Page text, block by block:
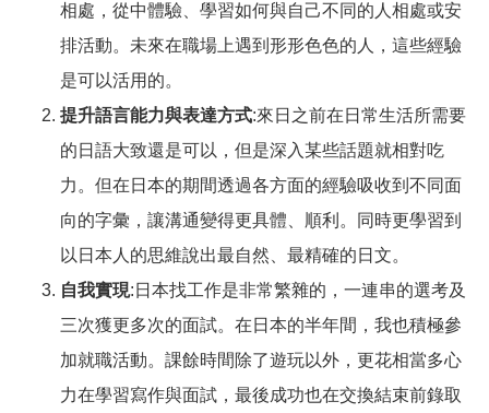
相處，從中體驗、學習如何與自己不同的人相處或安
排活動。未來在職場上遇到形形色色的人，這些經驗
是可以活用的。
提升語言能力與表達方式:來日之前在日常生活所需要
的日語大致還是可以，但是深入某些話題就相對吃
力。但在日本的期間透過各方面的經驗吸收到不同面
向的字彙，讓溝通變得更具體、順利。同時更學習到
以日本人的思維說出最自然、最精確的日文。
自我實現:日本找工作是非常繁雜的，一連串的選考及
三次獲更多次的面試。在日本的半年間，我也積極參
加就職活動。課餘時間除了遊玩以外，更花相當多心
力在學習寫作與面試，最後成功也在交換結束前錄取